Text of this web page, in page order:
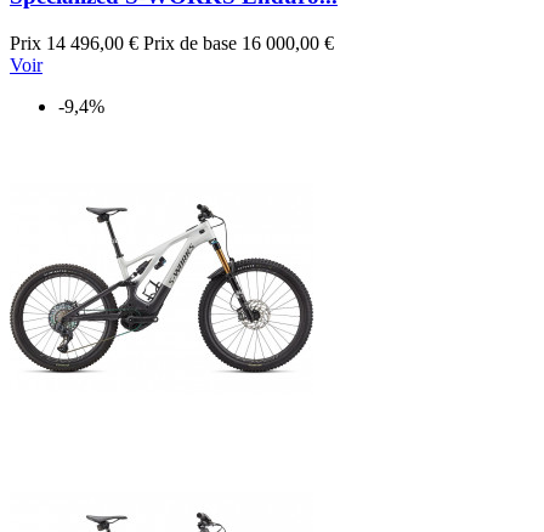
Prix 14 496,00 € Prix de base 16 000,00 €
Voir
-9,4%